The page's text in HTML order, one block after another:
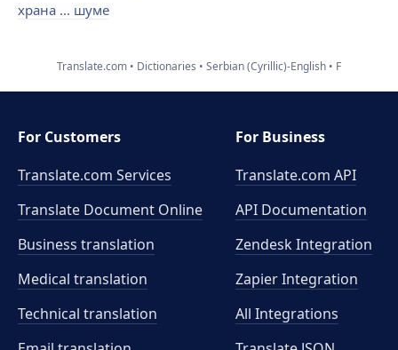
храна ... шуме
Translate.com Dictionaries Serbian (Cyrillic)-English F
For Customers
Translate.com Services
Translate Document Online
Business translation
Medical translation
Technical translation
For Business
Translate.com API
API Documentation
Zendesk Integration
Zapier Integration
All Integrations